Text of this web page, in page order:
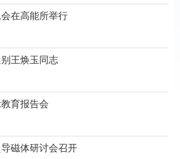
在高能所举行
王焕玉同志
育报告会
磁体研讨会召开